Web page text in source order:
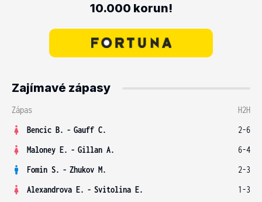
10.000 korun!
Zajímavé zápasy
Zápas
H2H
Bencic B. - Gauff C.
2-6
Maloney E. - Gillan A.
6-4
Fomin S. - Zhukov M.
2-3
Alexandrova E. - Svitolina E.
1-3